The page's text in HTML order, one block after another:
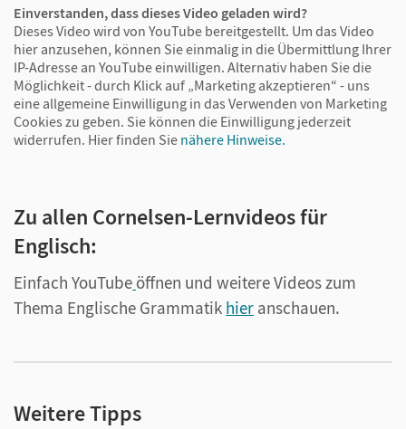
Einverstanden, dass dieses Video geladen wird?
Dieses Video wird von YouTube bereitgestellt. Um das Video
hier anzusehen, können Sie einmalig in die Übermittlung Ihrer
IP-Adresse an YouTube einwilligen. Alternativ haben Sie die
Möglichkeit - durch Klick auf „Marketing akzeptieren“ - uns
eine allgemeine Einwilligung in das Verwenden von Marketing
Cookies zu geben. Sie können die Einwilligung jederzeit
widerrufen. Hier finden Sie nähere Hinweise.
Zu allen Cornelsen-Lernvideos für
Englisch:
Einfach YouTube öffnen und weitere Videos zum
Thema Englische Grammatik hier anschauen.
Weitere Tipps